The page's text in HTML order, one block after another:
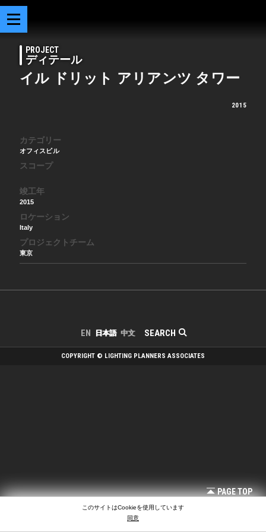
PROJECT
ディテール
イル ドリット アリアンツ タワー
2015
カテゴリー
オフィスビル
スコープ
竣工年
2015
ロケーション
Italy
プロジェクトチーム
東京
SEARCH
EN 日本語 中文
PAGE TOP
COPYRIGHT © LIGHTING PLANNERS ASSOCIATES
このサイトはCookieを使用しています
同意